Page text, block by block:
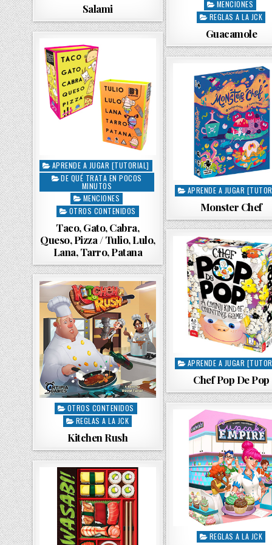
t
e
Salami
d
i
MENCIONES
REGLAS A LA JCK
Guacamole
P
s
i
APRENDE A JUGAR [TUTORIAL]
DE QUÉ TRATA EN POCOS
MINUTOS
MENCIONES
OTROS CONTENIDOS
Taco, Gato, Cabra,
Queso, Pizza / Tulio, Lulo,
Lana, Tarro, Patana
P
t
APRENDE A JUGAR
Monster Chef
P
t
APRENDE A JUGAR
Chef Pop De Pop
P
e
d
n
OTROS CONTENIDOS
REGLAS A LA JCK
Kitchen Rush
P
REGLAS A LA JCK